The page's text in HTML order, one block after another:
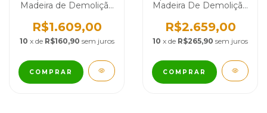
Madeira de Demolição
R$1.609,00
10 x de R$160,90 sem juros
COMPRAR
Madeira De Demolição
R$2.659,00
10 x de R$265,90 sem juros
COMPRAR